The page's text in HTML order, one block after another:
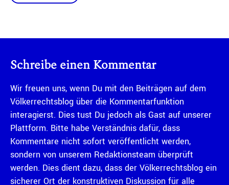
Schreibe einen Kommentar
Wir freuen uns, wenn Du mit den Beiträgen auf dem
Völkerrechtsblog über die Kommentarfunktion
interagierst. Dies tust Du jedoch als Gast auf unserer
Plattform. Bitte habe Verständnis dafür, dass
Kommentare nicht sofort veröffentlicht werden,
sondern von unserem Redaktionsteam überprüft
werden. Dies dient dazu, dass der Völkerrechtsblog ein
sicherer Ort der konstruktiven Diskussion für alle